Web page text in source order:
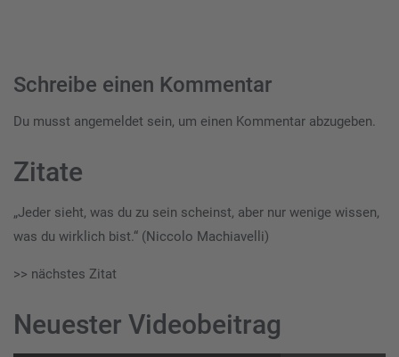
Schreibe einen Kommentar
Du musst angemeldet sein, um einen Kommentar abzugeben.
Zitate
„Jeder sieht, was du zu sein scheinst, aber nur wenige wissen,
was du wirklich bist.“ (Niccolo Machiavelli)
>> nächstes Zitat
Neuester Videobeitrag